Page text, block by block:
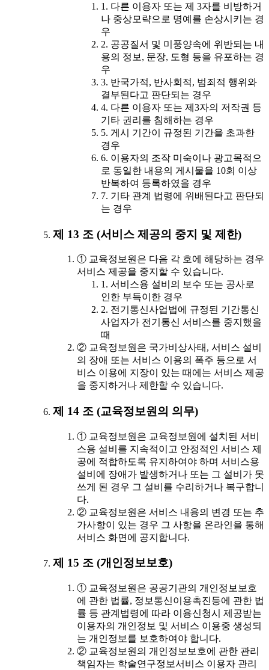
1. 다른 이용자 또는 제 3자를 비방하거
나 중상모략으로 명예를 손상시키는 경
우
2. 공공질서 및 미풍양속에 위반되는 내
용의 정보, 문장, 도형 등을 유포하는 경
우
3. 반국가적, 반사회적, 범죄적 행위와
결부된다고 판단되는 경우
4. 다른 이용자 또는 제3자의 저작권 등
기타 권리를 침해하는 경우
5. 게시 기간이 규정된 기간을 초과한
경우
6. 이용자의 조작 미숙이나 광고목적으
로 동일한 내용의 게시물을 10회 이상
반복하여 등록하였을 경우
7. 기타 관계 법령에 위배된다고 판단되
는 경우
제 13 조 (서비스 제공의 중지 및 제한)
① 교육정보원은 다음 각 호에 해당하는 경우
서비스 제공을 중지할 수 있습니다.
1. 서비스용 설비의 보수 또는 공사로
인한 부득이한 경우
2. 전기통신사업법에 규정된 기간통신
사업자가 전기통신 서비스를 중지했을
때
② 교육정보원은 국가비상사태, 서비스 설비
의 장애 또는 서비스 이용의 폭주 등으로 서
비스 이용에 지장이 있는 때에는 서비스 제공
을 중지하거나 제한할 수 있습니다.
제 14 조 (교육정보원의 의무)
① 교육정보원은 교육정보원에 설치된 서비
스용 설비를 지속적이고 안정적인 서비스 제
공에 적합하도록 유지하여야 하며 서비스용
설비에 장애가 발생하거나 또는 그 설비가 못
쓰게 된 경우 그 설비를 수리하거나 복구합니
다.
② 교육정보원은 서비스 내용의 변경 또는 추
가사항이 있는 경우 그 사항을 온라인을 통해
서비스 화면에 공지합니다.
제 15 조 (개인정보보호)
① 교육정보원은 공공기관의 개인정보보호
에 관한 법률, 정보통신이용촉진등에 관한 법
률 등 관계법령에 따라 이용신청시 제공받는
이용자의 개인정보 및 서비스 이용중 생성되
는 개인정보를 보호하여야 합니다.
② 교육정보원의 개인정보보호에 관한 관리
책임자는 학술연구정보서비스 이용자 관리